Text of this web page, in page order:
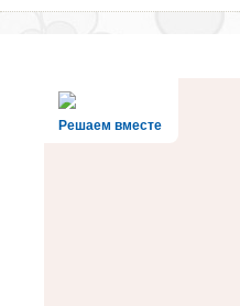
Решаем вместе